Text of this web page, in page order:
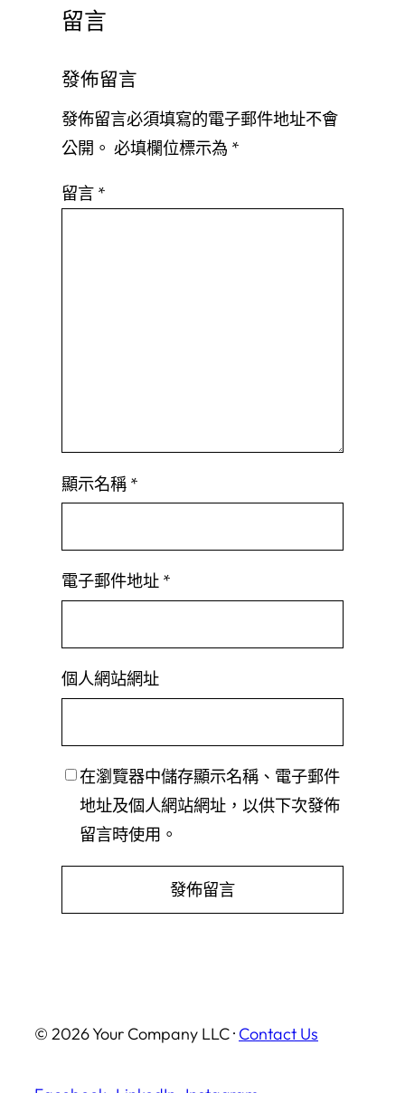
留言
發佈留言
發佈留言必須填寫的電子郵件地址不會
公開。 必填欄位標示為 *
留言 *
顯示名稱 *
電子郵件地址 *
個人網站網址
在瀏覽器中儲存顯示名稱、電子郵件
地址及個人網站網址，以供下次發佈
留言時使用。
© 2026 Your Company LLC · Contact Us